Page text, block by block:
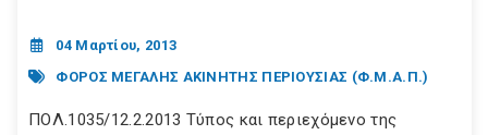
04 Μαρτίου, 2013
ΦΟΡΟΣ ΜΕΓΑΛΗΣ ΑΚΙΝΗΤΗΣ ΠΕΡΙΟΥΣΙΑΣ (Φ.Μ.Α.Π.)
ΠΟΛ.1035/12.2.2013 Τύπος και περιεχόμενο της